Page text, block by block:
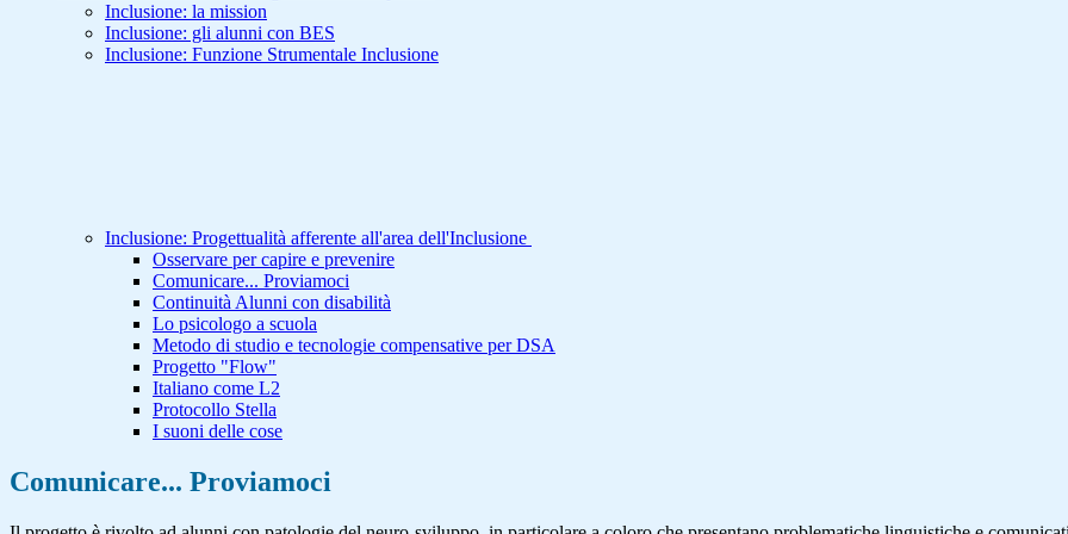
Inclusione: la mission
Inclusione: gli alunni con BES
Inclusione: Funzione Strumentale Inclusione
Inclusione: Progettualità afferente all'area dell'Inclusione
Osservare per capire e prevenire
Comunicare... Proviamoci
Continuità Alunni con disabilità
Lo psicologo a scuola
Metodo di studio e tecnologie compensative per DSA
Progetto "Flow"
Italiano come L2
Protocollo Stella
I suoni delle cose
Comunicare... Proviamoci